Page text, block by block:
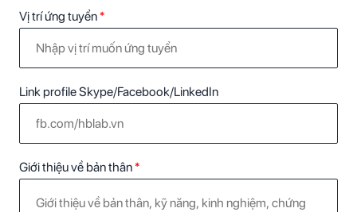
Vị trí ứng tuyển*
Link profile Skype/Facebook/LinkedIn
Giới thiệu về bản thân*